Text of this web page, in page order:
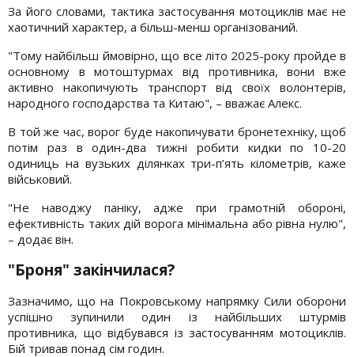
За його словами, тактика застосування мотоциклів має не
хаотичний характер, а більш-менш організований.
"Тому найбільш ймовірно, що все літо 2025-року пройде в
основному в мотоштурмах від противника, вони вже
активно накопичують транспорт від своїх волонтерів,
народного господарства та Китаю", – вважає Алекс.
В той же час, ворог буде накопичувати бронетехніку, щоб
потім раз в один-два тижні робити кидки по 10-20
одиниць на вузьких ділянках три-п’ять кілометрів, каже
військовий.
"Не наводжу паніку, адже при грамотній обороні,
ефективність таких дій ворога мінімальна або рівна нулю",
– додає він.
"Броня" закінчилася?
Зазначимо, що на Покровському напрямку Сили оборони
успішно зупинили один із найбільших штурмів
противника, що відбувався із застосуванням мотоциклів.
Бій тривав понад сім годин.